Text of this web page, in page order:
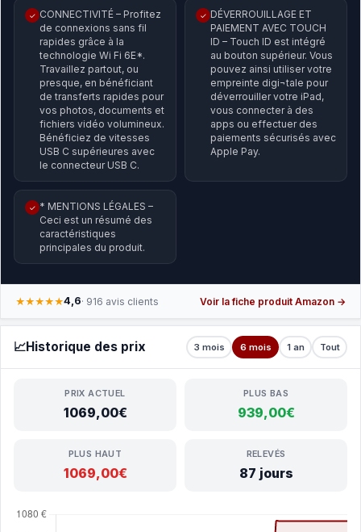
✓ CONNECTIVITÉ – Profitez
de connexions sans fil
rapides grâce à la
technologie Wi Fi 6E*.
Travaillez partout, ou
presque, en bénéficiant
de transferts rapides pour
vos photos, documents et
fichiers vidéo volumineux.
Bénéficiez de vitesses
USB C supérieures avec
le connecteur USB C.
✓ DÉVERROUILLAGE ET
PAIEMENT AVEC TOUCH
ID – Touch ID est intégré
au bouton supérieur. Vous
pouvez ainsi utiliser votre
empreinte digi¬tale pour
déverrouiller votre iPad,
vous connecter à des
apps ou effectuer des
paiements sécurisés avec
Apple Pay.
✓ * MENTIONS LÉGALES –
Ceci est un résumé des
caractéristiques
principales du produit.
★★★★★4,6· 916 avis clients Voir la fiche produit Amazon →
📈Historique des prix 3 mois 6 mois 1 an Tout
PRIX ACTUEL
1069,00€
PLUS BAS
939,00€
PLUS HAUT
1069,00€
RELEVÉS
87 jours